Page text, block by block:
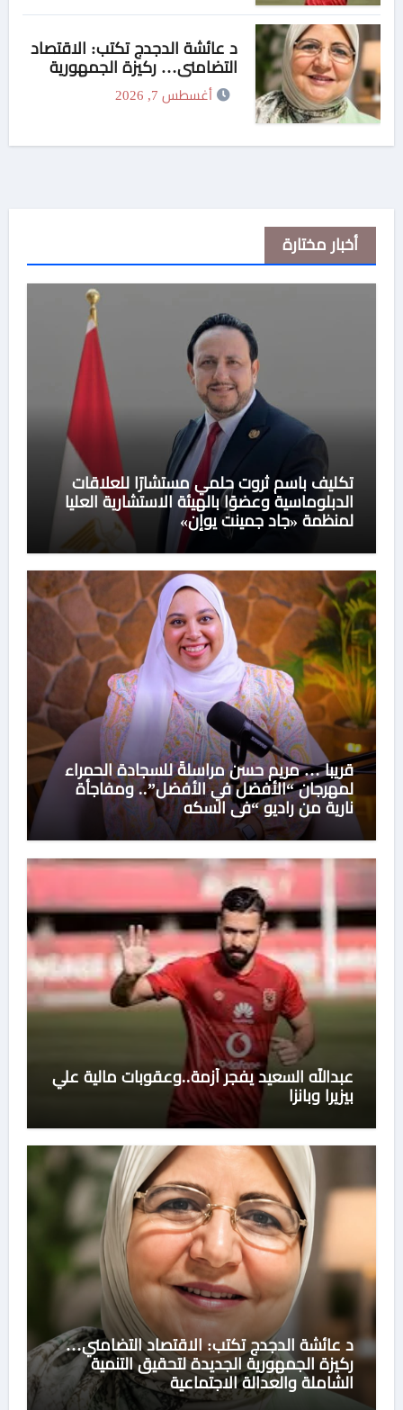
د عائشة الدجدج تكتب: الاقتصاد
التضامني… ركيزة الجمهورية
الجديدة لتحقيق التنمية الشاملة
والعدالة الاجتماعية
أغسطس 7, 2026
أخبار مختارة
تكليف باسم ثروت حلمي مستشارًا للعلاقات
الدبلوماسية وعضوًا بالهيئة الاستشارية العليا
لمنظمة «جاد جمينت يوإن»
قريبا … مريم حسن مراسلةً للسجادة الحمراء
لمهرجان “الأفضل في الأفضل”.. ومفاجأة
نارية من راديو “في السكه
عبدالله السعيد يفجر أزمة..وعقوبات مالية علي
بيزيرا وبانزا
د عائشة الدجدج تكتب: الاقتصاد التضامني…
ركيزة الجمهورية الجديدة لتحقيق التنمية
الشاملة والعدالة الاجتماعية